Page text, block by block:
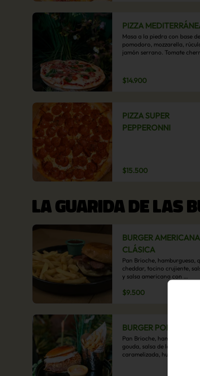
PIZZA
Masa a la piedra con base
pomodoro, mozzarella,
jamón serrano. Tomate
$14.900
PIZZA SUPER
PEPPERONNI
$15.500
LA GUARIDA DE LAS
BURGER AMERICANA
CLÁSICA
Pan Brioche, hamburguesa,
cheddar, tocino crujiente,
y salsa americana con
acompañamiento de papas
$9.500
BURGER POBRE
Pan Brioche, hamburguesa,
gouda, salsa de la casa,
caramelizada, huevo frito, y